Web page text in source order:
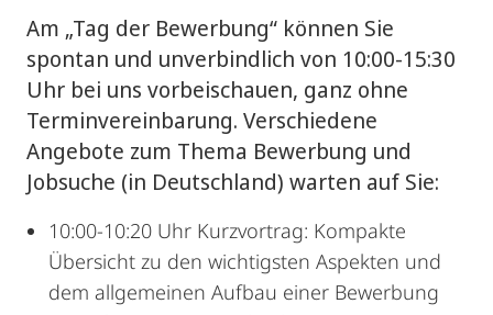
Am „Tag der Bewerbung“ können Sie
spontan und unverbindlich von 10:00-15:30
Uhr bei uns vorbeischauen, ganz ohne
Terminvereinbarung. Verschiedene
Angebote zum Thema Bewerbung und
Jobsuche (in Deutschland) warten auf Sie:
10:00-10:20 Uhr Kurzvortrag: Kompakte
Übersicht zu den wichtigsten Aspekten und
dem allgemeinen Aufbau einer Bewerbung